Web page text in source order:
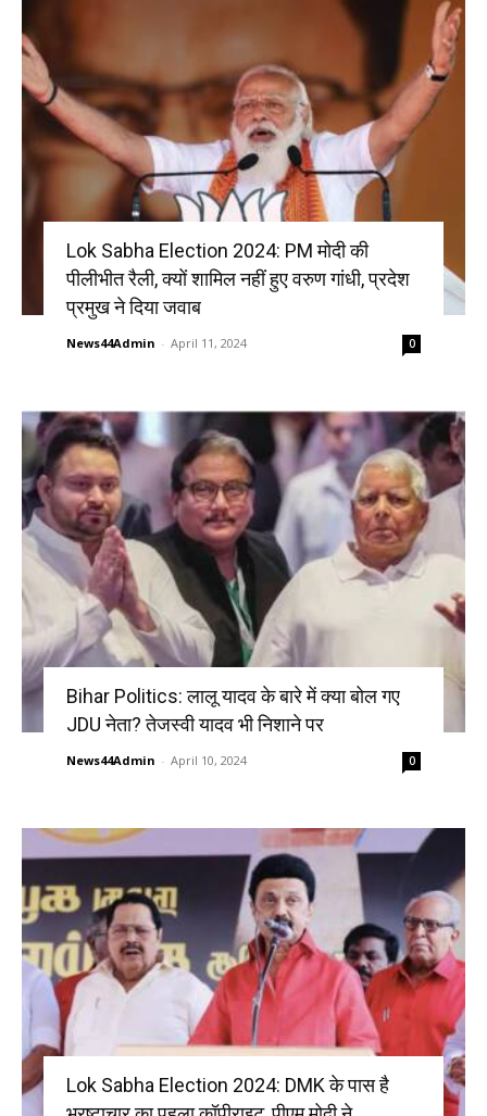
Lok Sabha Election 2024: PM मोदी की
पीलीभीत रैली, क्यों शामिल नहीं हुए वरुण गांधी, प्रदेश
प्रमुख ने दिया जवाब
News44Admin - April 11, 2024 0
Bihar Politics: लालू यादव के बारे में क्या बोल गए
JDU नेता? तेजस्वी यादव भी निशाने पर
News44Admin - April 10, 2024 0
Lok Sabha Election 2024: DMK के पास है